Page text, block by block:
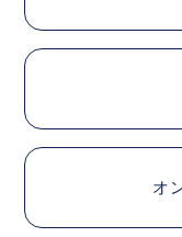
オ